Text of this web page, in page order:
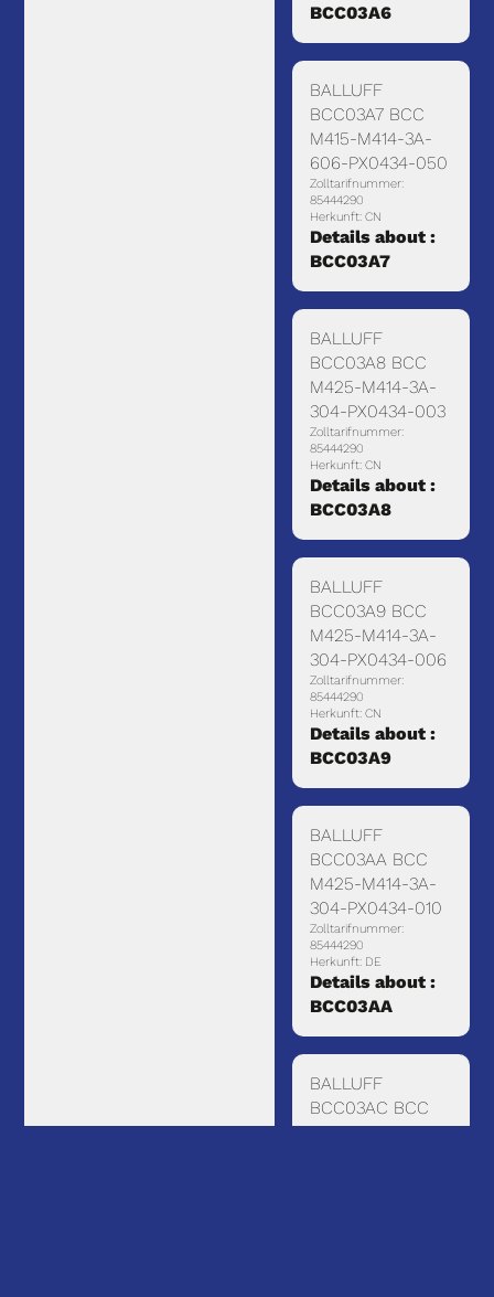
BCC03A6
BALLUFF
BCC03A7 BCC
M415-M414-3A-
606-PX0434-050
Zolltarifnummer:
85444290
Herkunft: CN
Details about :
BCC03A7
BALLUFF
BCC03A8 BCC
M425-M414-3A-
304-PX0434-003
Zolltarifnummer:
85444290
Herkunft: CN
Details about :
BCC03A8
BALLUFF
BCC03A9 BCC
M425-M414-3A-
304-PX0434-006
Zolltarifnummer:
85444290
Herkunft: CN
Details about :
BCC03A9
BALLUFF
BCC03AA BCC
M425-M414-3A-
304-PX0434-010
Zolltarifnummer:
85444290
Herkunft: DE
Details about :
BCC03AA
BALLUFF
BCC03AC BCC
M425-M414-3A-